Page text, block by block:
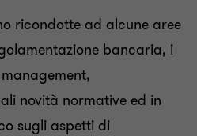
ricondotte ad alcune aree
bancaria, i
novità normative ed in
sugli aspetti di